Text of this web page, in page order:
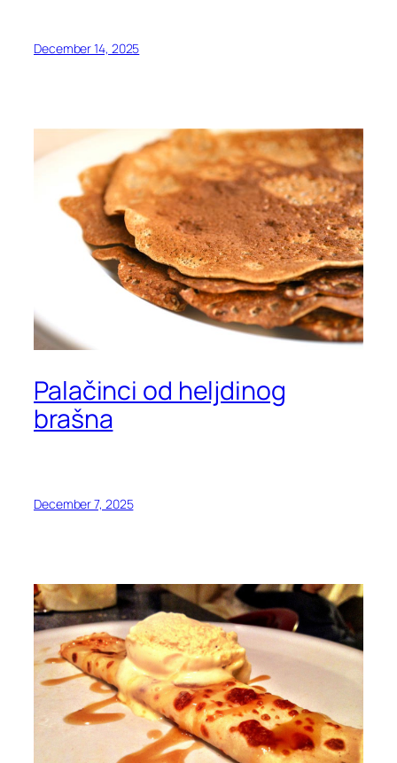
December 14, 2025
Palačinci od heljdinog
brašna
December 7, 2025